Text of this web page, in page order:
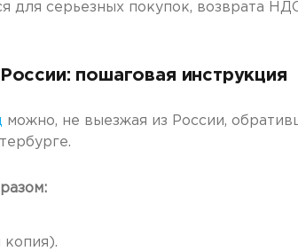
для серьезных покупок, возврата
пошаговая инструкция
можно, не выезжая из России,
копия).